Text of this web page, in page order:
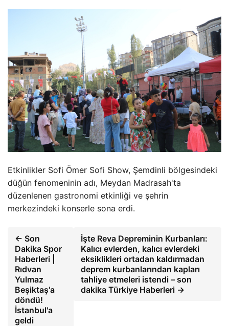
Etkinlikler Sofi Ömer Sofi Show, Şemdinli bölgesindeki
düğün fenomeninin adı, Meydan Madrasah'ta
düzenlenen gastronomi etkinliği ve şehrin
merkezindeki konserle sona erdi.
← Son
Dakika Spor
Haberleri |
Rıdvan
Yulmaz
Beşiktaş'a
döndü!
İstanbul'a
geldi
İşte Reva Depreminin Kurbanları:
Kalıcı evlerden, kalıcı evlerdeki
eksiklikleri ortadan kaldırmadan
deprem kurbanlarından kapları
tahliye etmeleri istendi – son
dakika Türkiye Haberleri →